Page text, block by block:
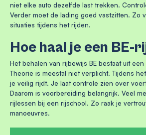
niet elke auto dezelfde last trekken.
Verder moet de lading goed vastzitten. Zo
situaties tijdens het rijden.
Hoe haal je een BE-
Het behalen van rijbewijs BE bestaat uit een
Theorie is meestal niet verplicht. Tijdens
je veilig rijdt. Je laat controle zien over
Daarom is voorbereiding belangrijk. Veel
rijlessen bij een rijschool. Zo raak je
manoeuvres.